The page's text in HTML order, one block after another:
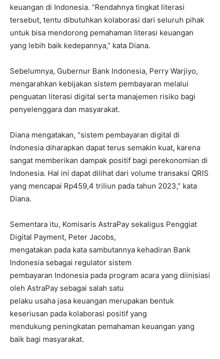
keuangan di Indonesia. “Rendahnya tingkat literasi
tersebut, tentu dibutuhkan kolaborasi dari seluruh pihak
untuk bisa mendorong pemahaman literasi keuangan
yang lebih baik kedepannya,” kata Diana.
Sebelumnya, Gubernur Bank Indonesia, Perry Warjiyo,
mengarahkan kebijakan sistem pembayaran melalui
penguatan literasi digital serta manajemen risiko bagi
penyelenggara dan masyarakat.
Diana mengatakan, “sistem pembayaran digital di
Indonesia diharapkan dapat terus semakin kuat, karena
sangat memberikan dampak positif bagi perekonomian di
Indonesia. Hal ini dapat dilihat dari volume transaksi QRIS
yang mencapai Rp459,4 triliun pada tahun 2023,” kata
Diana.
Sementara itu, Komisaris AstraPay sekaligus Penggiat
Digital Payment, Peter Jacobs,
mengatakan pada kata sambutannya kehadiran Bank
Indonesia sebagai regulator sistem
pembayaran Indonesia pada program acara yang diinisiasi
oleh AstraPay sebagai salah satu
pelaku usaha jasa keuangan merupakan bentuk
keseriusan pada kolaborasi positif yang
mendukung peningkatan pemahaman keuangan yang
baik bagi masyarakat.